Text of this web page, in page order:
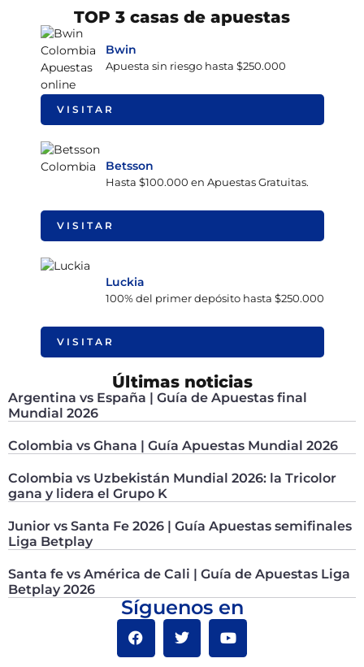
TOP 3 casas de apuestas
Bwin
Apuesta sin riesgo hasta $250.000
VISITAR
Betsson
Hasta $100.000 en Apuestas Gratuitas.
VISITAR
Luckia
100% del primer depósito hasta $250.000
VISITAR
Últimas noticias
Argentina vs España | Guía de Apuestas final
Mundial 2026
Colombia vs Ghana | Guía Apuestas Mundial 2026
Colombia vs Uzbekistán Mundial 2026: la Tricolor
gana y lidera el Grupo K
Junior vs Santa Fe 2026 | Guía Apuestas semifinales
Liga Betplay
Santa fe vs América de Cali | Guía de Apuestas Liga
Betplay 2026
Síguenos en